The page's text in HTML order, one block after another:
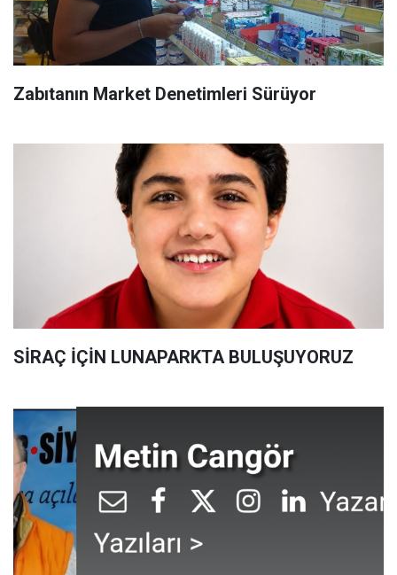
Zabıtanın Market Denetimleri Sürüyor
SİRAÇ İÇİN LUNAPARKTA BULUŞUYORUZ